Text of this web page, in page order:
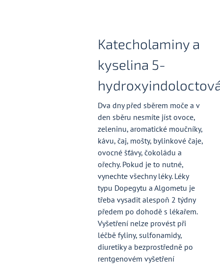
Katecholaminy a
kyselina 5-
Dva dny před sběrem moče a v
den sběru nesmíte jíst ovoce,
zeleninu, aromatické moučníky,
kávu, čaj, mošty, bylinkové čaje,
ovocné šťávy, čokoládu a
ořechy. Pokud je to nutné,
vynechte všechny léky. Léky
typu Dopegytu a Algometu je
třeba vysadit alespoň 2 týdny
předem po dohodě s lékařem.
Vyšetření nelze provést při
léčbě fyliny, sulfonamidy,
diuretiky a bezprostředně po
rentgenovém vyšetření